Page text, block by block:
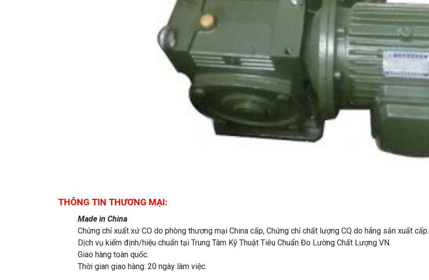
THÔNG TIN THƯƠNG MẠI:
Made in China
Chứng chỉ xuất xứ CO do phòng thương mại China cấp, Chứng chỉ chất lượng CQ do hãng sản xuất cấp.
Dịch vụ kiểm định/hiệu chuẩn tại Trung Tâm Kỹ Thuật Tiêu Chuẩn Đo Lường Chất Lượng VN.
Giao hàng toàn quốc.
Thời gian giao hàng: 20 ngày làm việc.